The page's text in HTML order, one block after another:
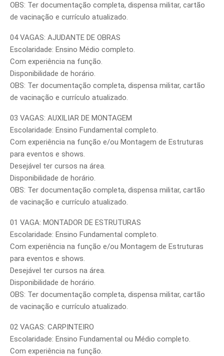
OBS: Ter documentação completa, dispensa militar, cartão
de vacinação e currículo atualizado.
04 VAGAS: AJUDANTE DE OBRAS
Escolaridade: Ensino Médio completo.
Com experiência na função.
Disponibilidade de horário.
OBS: Ter documentação completa, dispensa militar, cartão
de vacinação e currículo atualizado.
03 VAGAS: AUXILIAR DE MONTAGEM
Escolaridade: Ensino Fundamental completo.
Com experiência na função e/ou Montagem de Estruturas
para eventos e shows.
Desejável ter cursos na área.
Disponibilidade de horário.
OBS: Ter documentação completa, dispensa militar, cartão
de vacinação e currículo atualizado.
01 VAGA: MONTADOR DE ESTRUTURAS
Escolaridade: Ensino Fundamental completo.
Com experiência na função e/ou Montagem de Estruturas
para eventos e shows.
Desejável ter cursos na área.
Disponibilidade de horário.
OBS: Ter documentação completa, dispensa militar, cartão
de vacinação e currículo atualizado.
02 VAGAS: CARPINTEIRO
Escolaridade: Ensino Fundamental ou Médio completo.
Com experiência na função.